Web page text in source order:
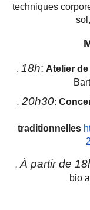
techniques
Moulin
. 18h: Atelier
. 20h30:
traditionnelles
. À partir de
bio